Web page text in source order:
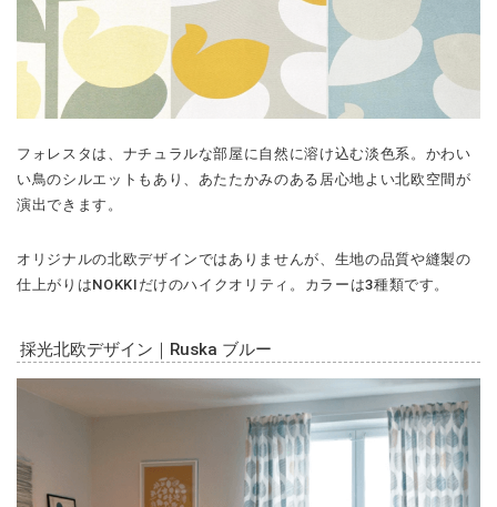
フォレスタは、ナチュラルな部屋に自然に溶け込む淡色系。かわい
い鳥のシルエットもあり、あたたかみのある居心地よい北欧空間が
演出できます。
オリジナルの北欧デザインではありませんが、生地の品質や縫製の
仕上がりはNOKKIだけのハイクオリティ。カラーは3種類です。
採光北欧デザイン｜Ruska ブルー